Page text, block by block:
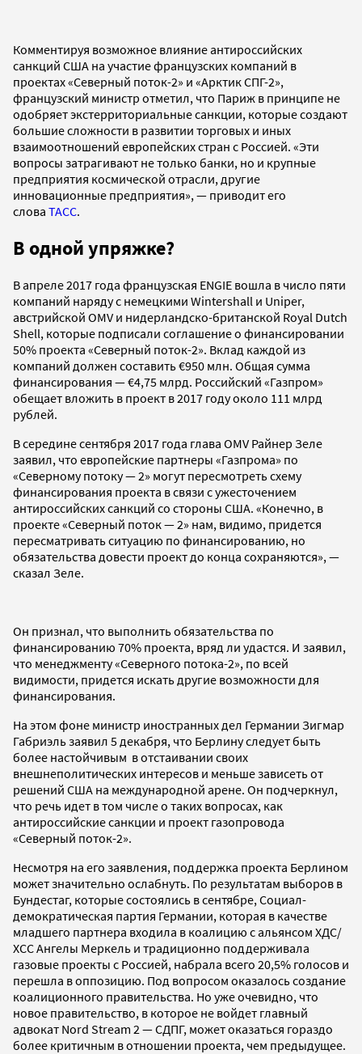
Комментируя возможное влияние антироссийских
санкций США на участие французских компаний в
проектах «Северный поток-2» и «Арктик СПГ-2»,
французский министр отметил, что Париж в принципе не
одобряет экстерриториальные санкции, которые создают
большие сложности в развитии торговых и иных
взаимоотношений европейских стран с Россией. «Эти
вопросы затрагивают не только банки, но и крупные
предприятия космической отрасли, другие
инновационные предприятия», — приводит его
слова ТАСС.
В одной упряжке?
В апреле 2017 года французская ENGIE вошла в число пяти
компаний наряду с немецкими Wintershall и Uniper,
австрийской OMV и нидерландско-британской Royal Dutch
Shell, которые подписали соглашение о финансировании
50% проекта «Северный поток-2». Вклад каждой из
компаний должен составить €950 млн. Общая сумма
финансирования — €4,75 млрд. Российский «Газпром»
обещает вложить в проект в 2017 году около 111 млрд
рублей.
В середине сентября 2017 года глава OMV Райнер Зеле
заявил, что европейские партнеры «Газпрома» по
«Северному потоку — 2» могут пересмотреть схему
финансирования проекта в связи с ужесточением
антироссийских санкций со стороны США. «Конечно, в
проекте «Северный поток — 2» нам, видимо, придется
пересматривать ситуацию по финансированию, но
обязательства довести проект до конца сохраняются», —
сказал Зеле.
Он признал, что выполнить обязательства по
финансированию 70% проекта, вряд ли удастся. И заявил,
что менеджменту «Северного потока-2», по всей
видимости, придется искать другие возможности для
финансирования.
На этом фоне министр иностранных дел Германии Зигмар
Габриэль заявил 5 декабря, что Берлину следует быть
более настойчивым в отстаивании своих
внешнеполитических интересов и меньше зависеть от
решений США на международной арене. Он подчеркнул,
что речь идет в том числе о таких вопросах, как
антироссийские санкции и проект газопровода
«Северный поток-2».
Несмотря на его заявления, поддержка проекта Берлином
может значительно ослабнуть. По результатам выборов в
Бундестаг, которые состоялись в сентябре, Социал-
демократическая партия Германии, которая в качестве
младшего партнера входила в коалицию с альянсом ХДС/
ХСС Ангелы Меркель и традиционно поддерживала
газовые проекты с Россией, набрала всего 20,5% голосов и
перешла в оппозицию. Под вопросом оказалось создание
коалиционного правительства. Но уже очевидно, что
новое правительство, в которое не войдет главный
адвокат Nord Stream 2 — СДПГ, может оказаться гораздо
более критичным в отношении проекта, чем предыдущее.